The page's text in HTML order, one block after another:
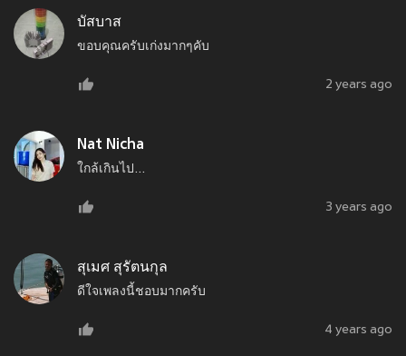
บัสบาส
ขอบคุณครับเก่งมากๆคับ
2 years ago
Nat Nicha
ใกล้เกินไป...
3 years ago
สุเมศ สุรัตนกุล
ดีใจเพลงนี้ชอบมากครับ
4 years ago